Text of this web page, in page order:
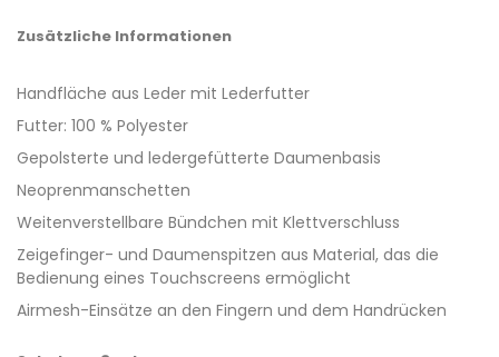
Zusätzliche Informationen
Handfläche aus Leder mit Lederfutter
Futter: 100 % Polyester
Gepolsterte und ledergefütterte Daumenbasis
Neoprenmanschetten
Weitenverstellbare Bündchen mit Klettverschluss
Zeigefinger- und Daumenspitzen aus Material, das die
Bedienung eines Touchscreens ermöglicht
Airmesh-Einsätze an den Fingern und dem Handrücken